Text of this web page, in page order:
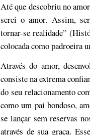
Até que descobriu no
serei o amor. Assim,
tornar-se realidade”
colocada como padroeira
Através do amor,
consiste na extrema
do seu relacionamento
como um pai bondoso,
se lançar sem reservas
através de sua graça.